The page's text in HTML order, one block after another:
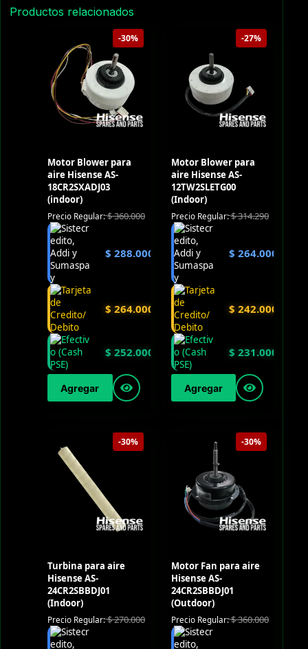
Productos relacionados
-30%
Motor Blower para
aire Hisense AS-
18CR2SXADJ03
(indoor)
Precio Regular:$360.000
$ 288.000
$ 264.000
$ 252.000
Agregar
-27%
Motor Blower para
aire Hisense AS-
12TW2SLETG00
(Indoor)
Precio Regular:$314.290
$ 264.000
$ 242.000
$ 231.000
Agregar
-30%
Turbina para aire
Hisense AS-
24CR2SBBDJ01
(Indoor)
Precio Regular:$270.000
-30%
Motor Fan para aire
Hisense AS-
24CR2SBBDJ01
(Outdoor)
Precio Regular:$360.000